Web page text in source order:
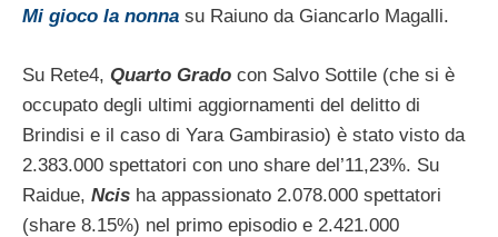
Mi gioco la nonna su Raiuno da Giancarlo Magalli.
Su Rete4, Quarto Grado con Salvo Sottile (che si è
occupato degli ultimi aggiornamenti del delitto di
Brindisi e il caso di Yara Gambirasio) è stato visto da
2.383.000 spettatori con uno share del’11,23%. Su
Raidue, Ncis ha appassionato 2.078.000 spettatori
(share 8.15%) nel primo episodio e 2.421.000